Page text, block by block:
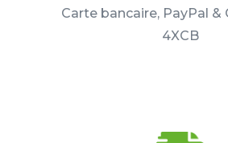
Carte bancaire, PayPal &
4XCB